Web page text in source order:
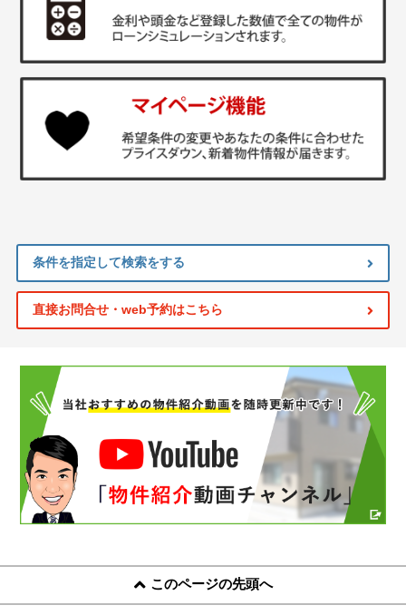
条件を指定して検索をする
直接お問合せ・web予約はこちら
このページの先頭へ